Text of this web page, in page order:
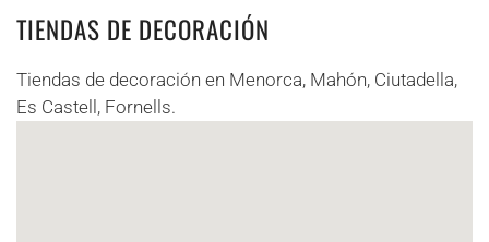
TIENDAS DE DECORACIÓN
Tiendas de decoración en Menorca, Mahón, Ciutadella,
Es Castell, Fornells.